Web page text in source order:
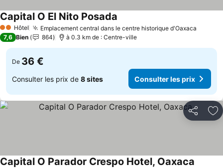
2 Étoiles
Hôtel Emplacement central dans le centre historique d'Oaxaca
Capital O El Nito Posada
7,6 Bien 864 à 0.3 km de : Centre-ville
De 36 €
Consulter les prix de 8 sites Consulter les prix
Partager
Capital O Parador Crespo Hotel, Oaxaca